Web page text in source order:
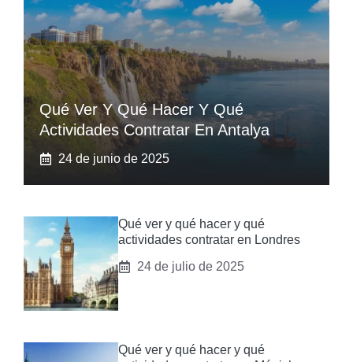
Qué Ver Y Qué Hacer Y Qué
Actividades Contratar En Antalya
24 de junio de 2025
Qué ver y qué hacer y qué
actividades contratar en Londres
24 de julio de 2025
Qué ver y qué hacer y qué